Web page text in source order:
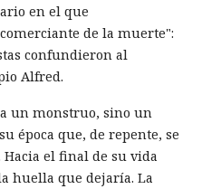
en el que
de la muerte":
confundieron al
Alfred.
un monstruo, sino un
época que, de repente, se
el final de su vida
huella que dejaría. La